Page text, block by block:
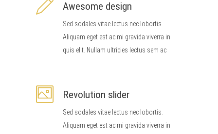
Awesome design
Sed sodales vitae lectus nec lobortis.
Aliquam eget est ac mi gravida viverra in
quis elit. Nullam ultricies lectus sem ac
Revolution slider
Sed sodales vitae lectus nec lobortis.
Aliquam eget est ac mi gravida viverra in